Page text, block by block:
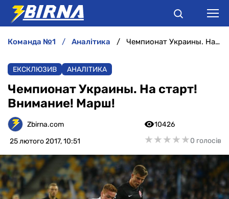
АНАЛІТИКА
ІНТЕРВ'Ю
РІЗНЕ
БУКМЕКЕРИ
команда №1 аналітика Чемпионат Украины. На старт! Внимание! Марш!
ЕКСКЛЮЗИВ АНАЛІТИКА
Чемпионат Украины. На старт!
Внимание! Марш!
Zbirna.com
25 лютого 2017, 10:51
10426
★★★★★
★★★★★0 голосів